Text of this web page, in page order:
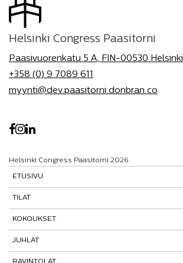
Helsinki Congress Paasitorni
Paasivuorenkatu 5 A, FIN-00530 Helsinki
+358 (0) 9 7089 611
myynti@dev.paasitorni.donbran.co
Helsinki Congress Paasitorni 2026
ETUSIVU
TILAT
Tutustu tiloihimme
Tilat ja tarinat
KOKOUKSET
Kokouspaketit
JUHLAT